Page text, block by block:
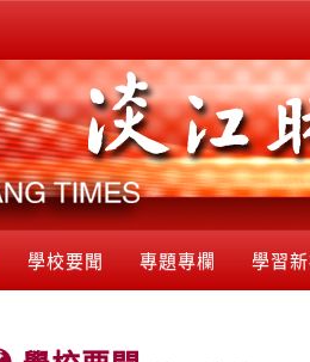
學校要聞 專題專欄 學習